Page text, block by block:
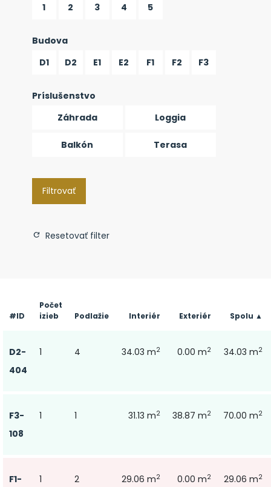
1
2 3 4 5
Budova
D1
D2 E1 E2 F1 F2 F3
Príslušenstvo
Záhrada
Loggia
Balkón Terasa
Filtrovať
Resetovať filter
#ID
Počet
izieb
Podlažie Interiér Exteriér Spolu ▲
D2-
404
1 4 34.03 m2 0.00 m2 34.03 m2
F3-
108
1 1 31.13 m2 38.87 m2 70.00 m2
F1-
1 2 29.06 m2 0.00 m2 29.06 m2